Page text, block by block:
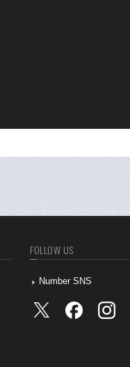
FOLLOW US
Number SNS